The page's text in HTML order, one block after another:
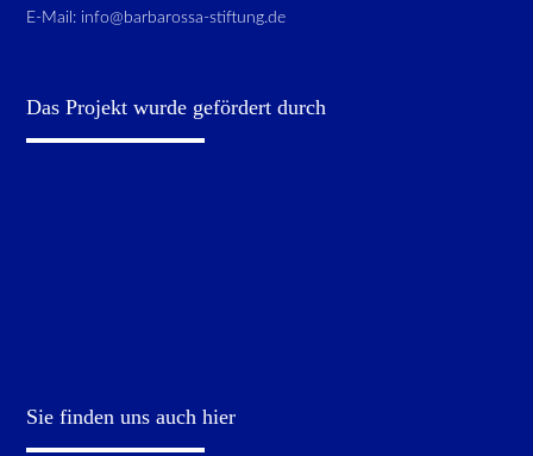
E-Mail: info@barbarossa-stiftung.de
Das Projekt wurde gefördert durch
Sie finden uns auch hier